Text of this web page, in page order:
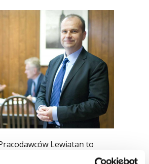
Lewiatan to
przedsiębiorców